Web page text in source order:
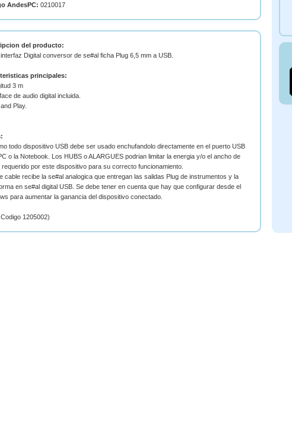
AndesPC: 0210017
del producto:
Digital conversor de se#al ficha Plug 6,5 mm a USB.
principales:
3 m
de audio digital incluida.
Play.
todo dispositivo USB debe ser usado enchufandolo directamente en el puerto USB
o la Notebook. Los HUBS o ALARGUES podrian limitar la energia y/o el ancho de
requerido por este dispositivo para su correcto funcionamiento.
cable recibe la se#al analogica que entregan las salidas Plug de instrumentos y la
en se#al digital USB. Se debe tener en cuenta que hay que configurar desde el
para aumentar la ganancia del dispositivo conectado.
1205002)